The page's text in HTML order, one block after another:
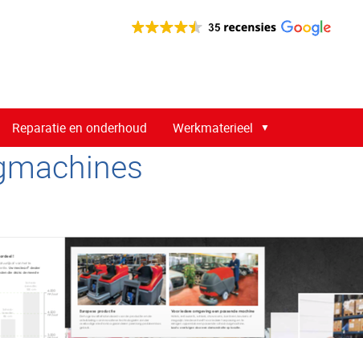
Reparatie en onderhoud Werkmaterieel